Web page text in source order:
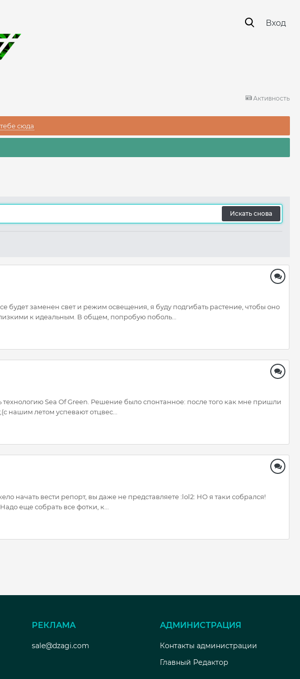
Вход
Активность
сюда
Искать снова
заменен свет и режим освещения, я буду подгибать растение, чтобы оно
к идеальным. В общем, попробую поболь...
Sea Of Green. Решение было спонтанное: после того как мне пришли
нашим летом успевают отцвес...
начать вести репорт, вы даже не представляете :lol2: НО я таки собрался!
еще собрать все фотки, к...
РЕКЛАМА
sale@dzagi.com
АДМИНИСТРАЦИЯ
Контакты администрации
Главный Редактор